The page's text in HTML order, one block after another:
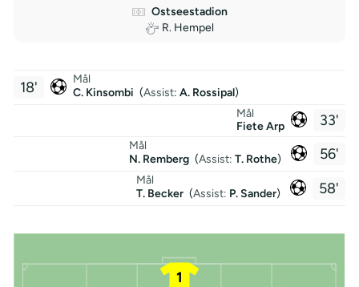
Ostseestadion
R. Hempel
Mål
C. Kinsombi (Assist: A. Rossipal)
18'
33'
Mål
Fiete Arp
56'
Mål
N. Remberg (Assist: T. Rothe)
58'
Mål
T. Becker (Assist: P. Sander)
1